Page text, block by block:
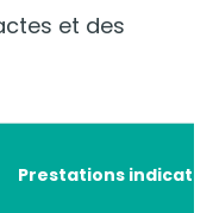
et des
Prestations